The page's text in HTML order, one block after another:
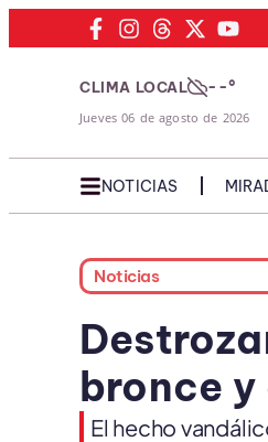
CLIMA LOCAL --°
Jueves 06 de agosto de 2026
NOTICIAS
Noticias
bronce
El hecho